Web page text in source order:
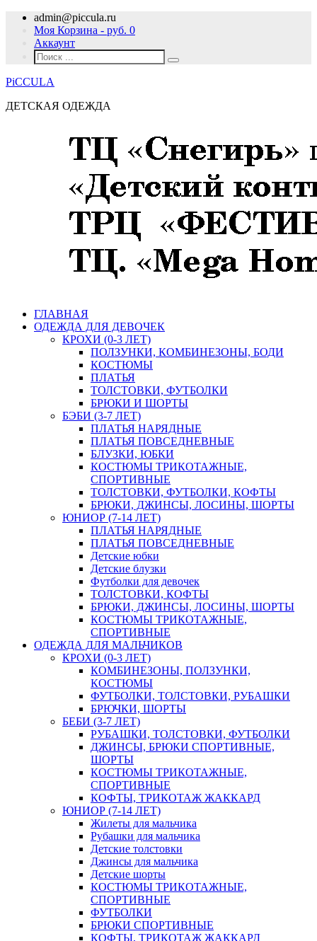
admin@piccula.ru
Моя Корзина - руб. 0
Аккаунт
PiCCULA
ДЕТСКАЯ ОДЕЖДА
ГЛАВНАЯ
ОДЕЖДА ДЛЯ ДЕВОЧЕК
КРОХИ (0-3 ЛЕТ)
ПОЛЗУНКИ, КОМБИНЕЗОНЫ, БОДИ
КОСТЮМЫ
ПЛАТЬЯ
ТОЛСТОВКИ, ФУТБОЛКИ
БРЮКИ И ШОРТЫ
БЭБИ (3-7 ЛЕТ)
ПЛАТЬЯ НАРЯДНЫЕ
ПЛАТЬЯ ПОВСЕДНЕВНЫЕ
БЛУЗКИ, ЮБКИ
КОСТЮМЫ ТРИКОТАЖНЫЕ,
СПОРТИВНЫЕ
ТОЛСТОВКИ, ФУТБОЛКИ, КОФТЫ
БРЮКИ, ДЖИНСЫ, ЛОСИНЫ, ШОРТЫ
ЮНИОР (7-14 ЛЕТ)
ПЛАТЬЯ НАРЯДНЫЕ
ПЛАТЬЯ ПОВСЕДНЕВНЫЕ
Детские юбки
Детские блузки
Футболки для девочек
ТОЛСТОВКИ, КОФТЫ
БРЮКИ, ДЖИНСЫ, ЛОСИНЫ, ШОРТЫ
КОСТЮМЫ ТРИКОТАЖНЫЕ,
СПОРТИВНЫЕ
ОДЕЖДА ДЛЯ МАЛЬЧИКОВ
КРОХИ (0-3 ЛЕТ)
КОМБИНЕЗОНЫ, ПОЛЗУНКИ,
КОСТЮМЫ
ФУТБОЛКИ, ТОЛСТОВКИ, РУБАШКИ
БРЮЧКИ, ШОРТЫ
БЕБИ (3-7 ЛЕТ)
РУБАШКИ, ТОЛСТОВКИ, ФУТБОЛКИ
ДЖИНСЫ, БРЮКИ СПОРТИВНЫЕ,
ШОРТЫ
КОСТЮМЫ ТРИКОТАЖНЫЕ,
СПОРТИВНЫЕ
КОФТЫ, ТРИКОТАЖ ЖАККАРД
ЮНИОР (7-14 ЛЕТ)
Жилеты для мальчика
Рубашки для мальчика
Детские толстовки
Джинсы для мальчика
Детские шорты
КОСТЮМЫ ТРИКОТАЖНЫЕ,
СПОРТИВНЫЕ
ФУТБОЛКИ
БРЮКИ СПОРТИВНЫЕ
КОФТЫ, ТРИКОТАЖ ЖАККАРД